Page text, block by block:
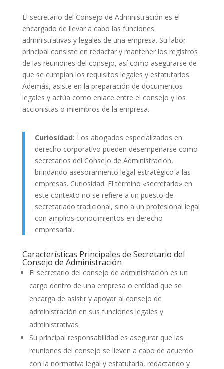
El secretario del Consejo de Administración es el
encargado de llevar a cabo las funciones
administrativas y legales de una empresa. Su labor
principal consiste en redactar y mantener los registros
de las reuniones del consejo, así como asegurarse de
que se cumplan los requisitos legales y estatutarios.
Además, asiste en la preparación de documentos
legales y actúa como enlace entre el consejo y los
accionistas o miembros de la empresa.
Curiosidad: Los abogados especializados en
derecho corporativo pueden desempeñarse como
secretarios del Consejo de Administración,
brindando asesoramiento legal estratégico a las
empresas. Curiosidad: El término «secretario» en
este contexto no se refiere a un puesto de
secretariado tradicional, sino a un profesional legal
con amplios conocimientos en derecho
empresarial.
Características Principales de Secretario del
Consejo de Administración
El secretario del consejo de administración es un
cargo dentro de una empresa o entidad que se
encarga de asistir y apoyar al consejo de
administración en sus funciones legales y
administrativas.
Su principal responsabilidad es asegurar que las
reuniones del consejo se lleven a cabo de acuerdo
con la normativa legal y estatutaria, redactando y